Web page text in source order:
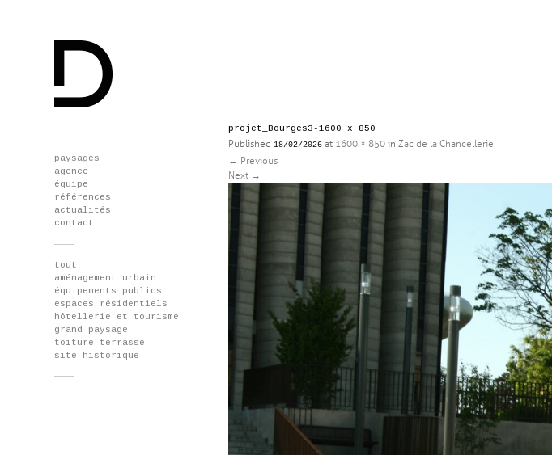
Skip
to
content
paysages
agence
équipe
références
actualités
contact
tout
aménagement urbain
équipements publics
espaces résidentiels
hôtellerie et tourisme
grand paysage
toiture terrasse
site historique
projet_Bourges3-1600 x 850
Published18/02/2026 at 1600 × 850 inZac de la Chancellerie
← Previous
Next →